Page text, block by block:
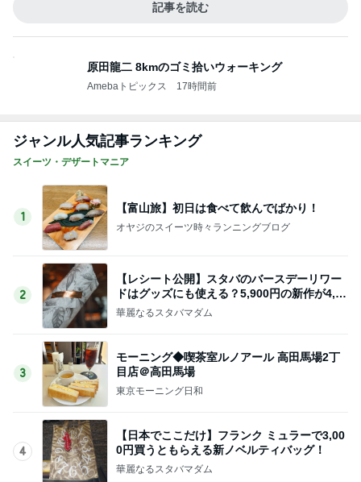
記事を読む
原田龍二 8kmのゴミ拾いウォーキング
Amebaトピックス 17時間前
ジャンル人気記事ランキング
スイーツ・デザートマニア
1
【富山旅】初日は食べて飲んでばかり！
オヤジのスイーツ時々ランニングブログ
2
【レシート公開】スタバのバースデーリワー
ドはグッズにも使える？5,900円の新作が4,88
1円に
華麗なるスタバマダム
3
モーニング◆喫茶室ルノアール 高田馬場2丁
目店＠高田馬場
東京モーニング日和
4
【日本でここだけ】フランク ミュラーで3,00
0円買うともらえる新ノベルティバッグ！
華麗なるスタバマダム